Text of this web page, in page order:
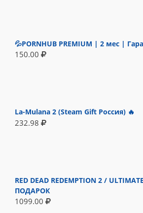
💦PORNHUB PREMIUM | 2 мес |
150.00
La-Mulana 2 (Steam Gift Россия) 🔥
232.98
RED DEAD REDEMPTION 2 /
ПОДАРОК
1099.00